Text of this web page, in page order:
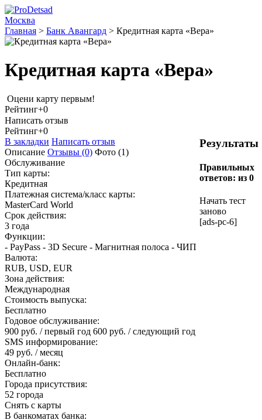
Москва
Главная > Банк Авангард > Кредитная карта «Вера»
Кредитная карта «Вера»
Оцени карту первым!
Рейтинг+0
Написать отзыв
Результаты
Правильных
ответов: из 0
Начать тест
заново
[ads-pc-6]
Рейтинг+0
В закладки Написать отзыв
Описание Отзывы (0) Фото (1)
Обслуживание
Тип карты:
Кредитная
Платежная система/класс карты:
MasterCard World
Срок действия:
3 года
Функции:
- PayPass - 3D Secure - Магнитная полоса - ЧИП
Валюта:
RUB, USD, EUR
Зона действия:
Международная
Стоимость выпуска:
Бесплатно
Годовое обслуживание:
900 руб. / первый год 600 руб. / следующий год
SMS информирование:
49 руб. / месяц
Онлайн-банк:
Бесплатно
Города присутствия:
52 города
Снять с карты
В банкоматах банка: